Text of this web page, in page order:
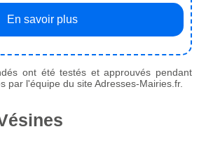
En savoir plus
ont été testés et approuvés pendant
par l'équipe du site Adresses-Mairies.fr.